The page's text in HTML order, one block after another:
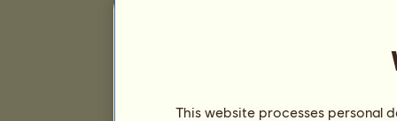
This website processes personal